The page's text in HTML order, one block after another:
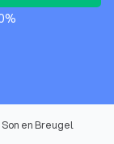
en Breugel